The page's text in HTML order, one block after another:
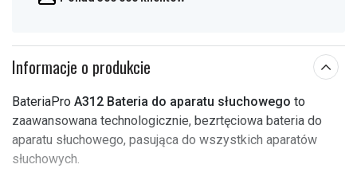
Informacje o produkcie
BateriaPro A312 Bateria do aparatu słuchowego to
zaawansowana technologicznie, bezrtęciowa bateria do
aparatu słuchowego, pasująca do wszystkich aparatów
słuchowych.